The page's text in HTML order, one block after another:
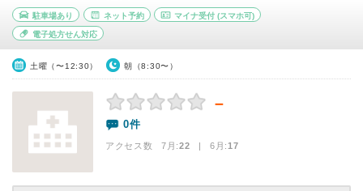
駐車場あり ネット予約 マイナ受付 (スマホ可)
電子処方せん対応
土曜（〜12:30） 朝（8:30〜）
－
0件
アクセス数 7月:22 | 6月:17